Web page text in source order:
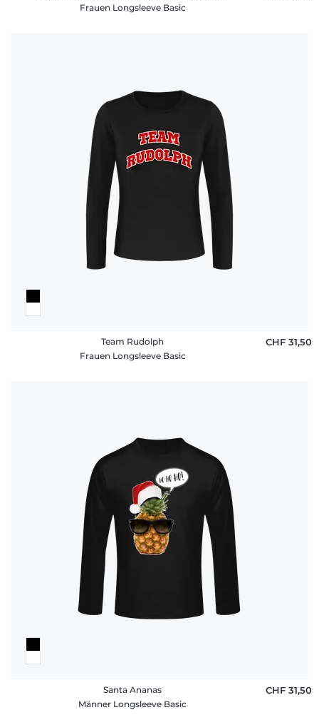
Frauen Longsleeve Basic
Team Rudolph
Frauen Longsleeve Basic
CHF 31,50
Santa Ananas
Männer Longsleeve Basic
CHF 31,50